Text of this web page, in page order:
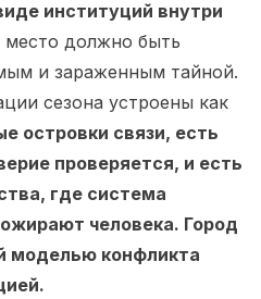
институций внутри
место должно быть
и зараженным тайной.
сезона устроены как
островки связи, есть
проверяется, и есть
где система
человека. Город
моделью конфликта